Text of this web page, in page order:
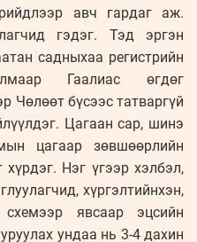
авч гардаг аж.
гэдэг. Тэд эргэн
садныхаа регистрийн
Гаалиас өгдөг
Чөлөөт бүсээс татваргүй
Цагаан сар, шинэ
цагаар зөвшөөрлийн
хүрдэг. Нэг үгээр хэлбэл,
хүргэлтийнхэн,
явсаар эцсийн
ундаа нь 3-4 дахин